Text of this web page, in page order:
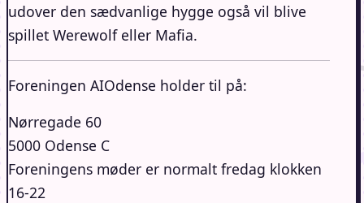
udover den sædvanlige hygge også vil blive
spillet Werewolf eller Mafia.
Foreningen AIOdense holder til på:
Nørregade 60
5000 Odense C
Foreningens møder er normalt fredag klokken
16-22